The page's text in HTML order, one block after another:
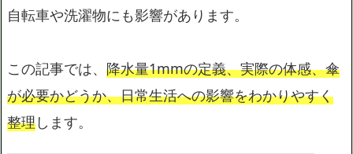
自転車や洗濯物にも影響があります。
この記事では、 降水量1mmの定義、実際の体感、傘
が必要かどうか、日常生活への影響をわかりやすく
整理します。